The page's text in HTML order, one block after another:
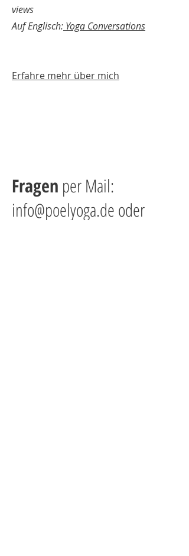
views
Auf Englisch: Yoga Conversations
Erfahre mehr über mich
Fragen per Mail:
info@poelyoga.deoder